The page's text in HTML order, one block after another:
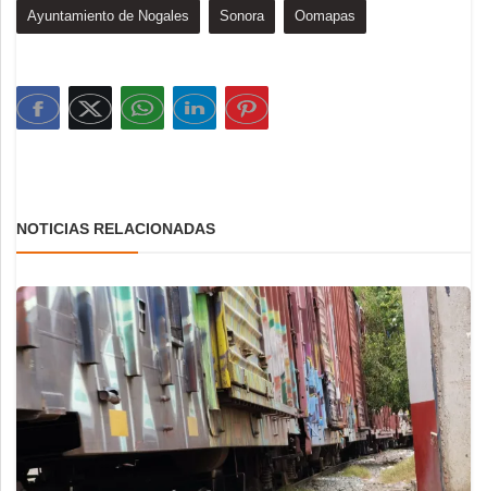
Ayuntamiento de Nogales Sonora Oomapas
NOTICIAS RELACIONADAS